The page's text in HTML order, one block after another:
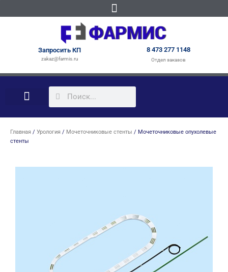
Запросить КП
zakaz@farmis.ru
8 473 277 1148
Отдел заказов
Главная / Урология / Мочеточниковые стенты / Мочеточниковые опухолевые
стенты